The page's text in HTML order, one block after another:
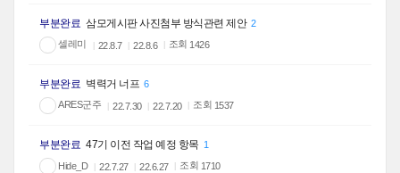
부분완료 삼모게시판 사진첨부 방식관련 제안 2
셀레미
22.8.7 22.8.6 조회 1426
부분완료 벽력거 너프 6
ARES군주
22.7.30 22.7.20 조회 1537
부분완료 47기 이전 작업 예정 항목 1
Hide_D 22.7.27 22.6.27 조회 1710